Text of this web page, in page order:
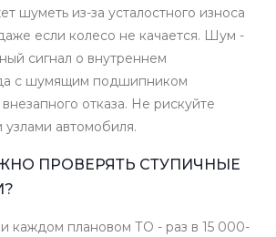
шуметь из-за усталостного износа
если колесо не качается. Шум -
сигнал о внутреннем
с шумящим подшипником
отказа. Не рискуйте
автомобиля.
ПРОВЕРЯТЬ СТУПИЧНЫЕ
каждом плановом ТО - раз в 15 000-